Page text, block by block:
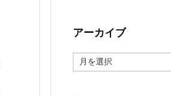
アーカイブ
ー